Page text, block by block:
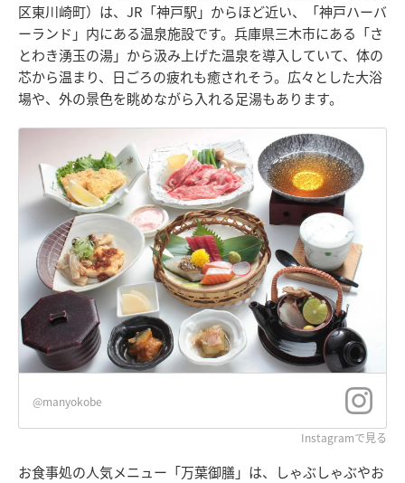
区東川崎町）は、JR「神戸駅」からほど近い、「神戸ハーバ
ーランド」内にある温泉施設です。兵庫県三木市にある「さ
とわき湧玉の湯」から汲み上げた温泉を導入していて、体の
芯から温まり、日ごろの疲れも癒されそう。広々とした大浴
場や、外の景色を眺めながら入れる足湯もあります。
@manyokobe
Instagramで見る
お食事処の人気メニュー「万葉御膳」は、しゃぶしゃぶやお